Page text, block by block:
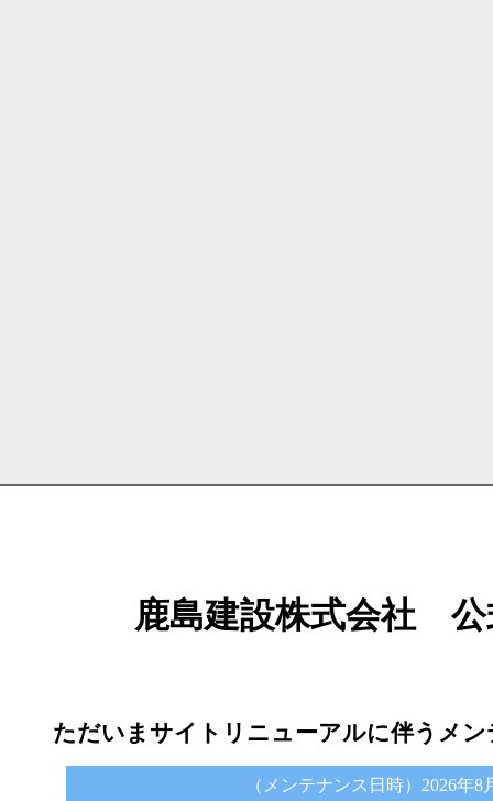
鹿島建設株式会社
ただいまサイトリニューアルに伴うメ
（メンテナンス日時）2026年8